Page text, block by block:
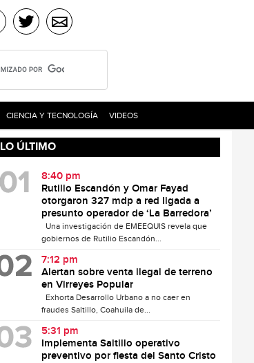
CIENCIA Y TECNOLOGÍA VIDEOS
LO ÚLTIMO
8:40 pm
Rutilio Escandón y Omar Fayad
otorgaron 327 mdp a red ligada a
presunto operador de ‘La Barredora’
Una investigación de EMEEQUIS revela que
gobiernos de Rutilio Escandón...
7:12 pm
Alertan sobre venta ilegal de terreno
en Virreyes Popular
Exhorta Desarrollo Urbano a no caer en
fraudes Saltillo, Coahuila de...
5:31 pm
Implementa Saltillo operativo
preventivo por fiesta del Santo Cristo